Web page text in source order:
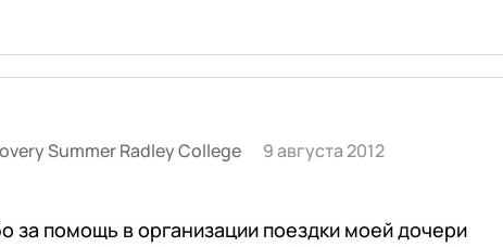
Summer Radley College 9 августа 2012
за помощь в организации поездки моей дочери